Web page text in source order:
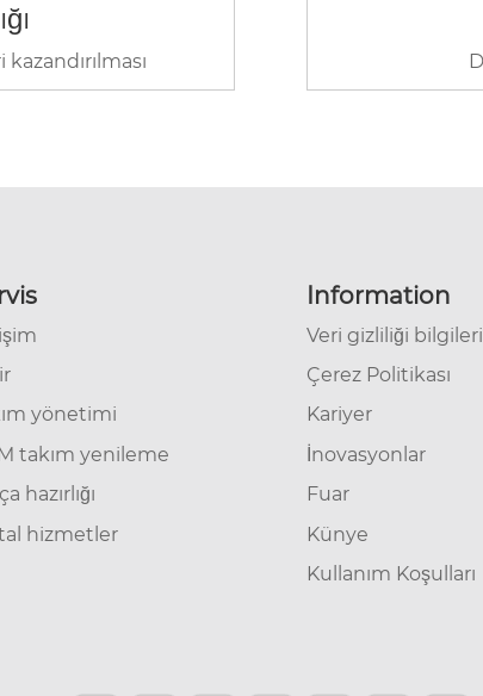
yönetimi
takım yenileme
hazırlığı
hizmetler
Information
Veri gizliliği bilgileri
Çerez Politikası
Kariyer
İnovasyonlar
Fuar
Künye
Kullanım Koşulları